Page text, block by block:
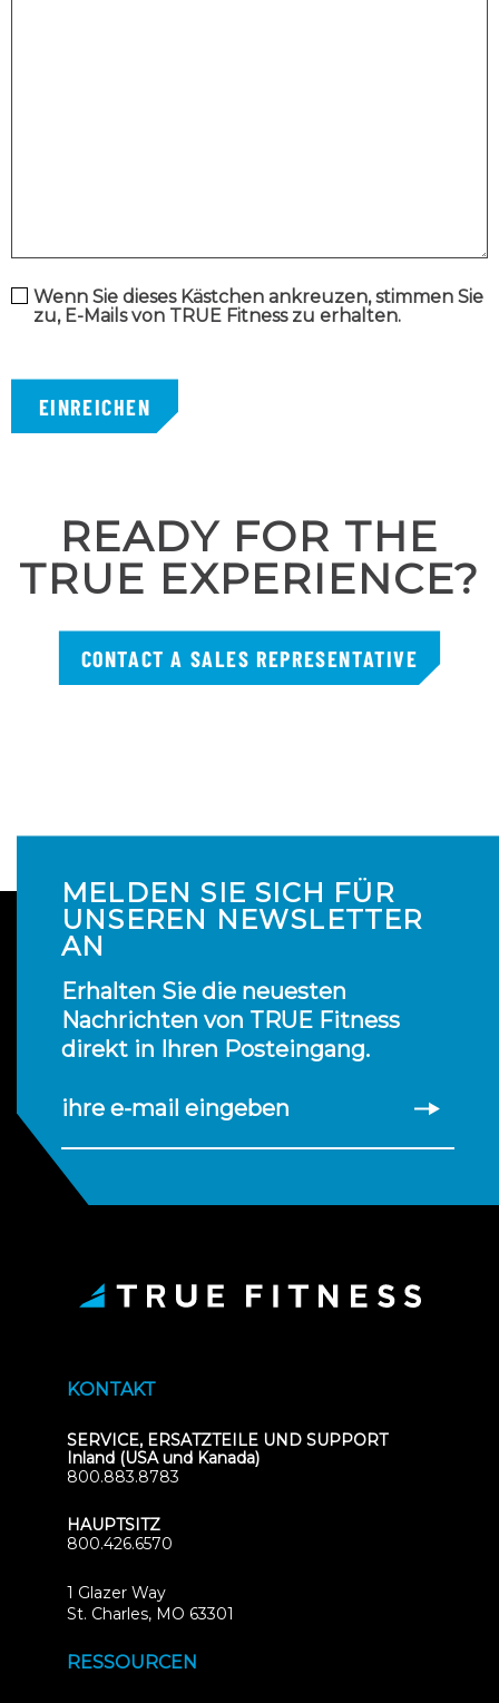
Wenn Sie dieses Kästchen ankreuzen, stimmen Sie
zu, E-Mails von TRUE Fitness zu erhalten.
EINREICHEN
READY FOR THE
TRUE EXPERIENCE?
CONTACT A SALES REPRESENTATIVE
MELDEN SIE SICH FÜR
UNSEREN NEWSLETTER
AN
Erhalten Sie die neuesten
Nachrichten von TRUE Fitness
direkt in Ihren Posteingang.
ihre e-mail eingeben
KONTAKT
SERVICE, ERSATZTEILE UND SUPPORT
Inland (USA und Kanada)
800.883.8783
HAUPTSITZ
800.426.6570
1 Glazer Way
St. Charles, MO 63301
RESSOURCEN